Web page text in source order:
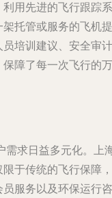
用先进的飞行跟踪系
托管或服务的飞机提
培训建议、安全审计
障了每一次飞行的万
需求日益多元化。上
于传统的飞行保障，
服务以及环保运行咨